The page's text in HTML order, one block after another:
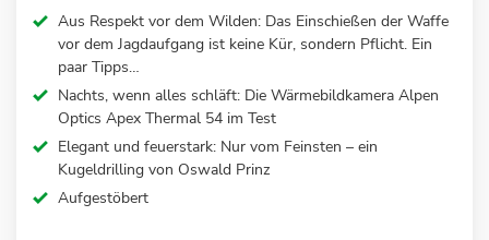
Aus Respekt vor dem Wilden: Das Einschießen der Waffe
vor dem Jagdaufgang ist keine Kür, sondern Pflicht. Ein
paar Tipps…
Nachts, wenn alles schläft: Die Wärmebildkamera Alpen
Optics Apex Thermal 54 im Test
Elegant und feuerstark: Nur vom Feinsten – ein
Kugeldrilling von Oswald Prinz
Aufgestöbert